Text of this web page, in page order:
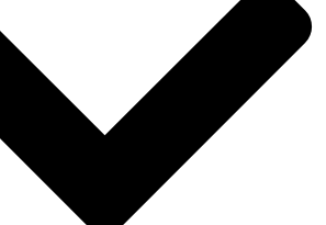
von Harald Schwiers
Streifzüge
von Harald Schwiers
mit Sigrid Balke
– Out of The Länd
von Uli Rothfuss